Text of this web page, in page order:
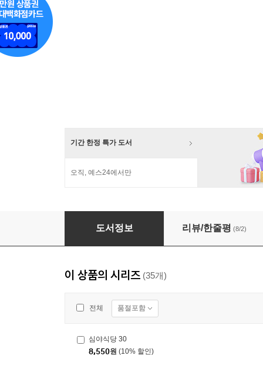
기간 한정 특가 도서
오직, 예스24에서만
심야식당 1~19권 세트
도서정보 리뷰/한줄평 (8/2)
이 상품의 시리즈 (35개)
전체 품절포함
심야식당 30
8,550원 (10% 할인)